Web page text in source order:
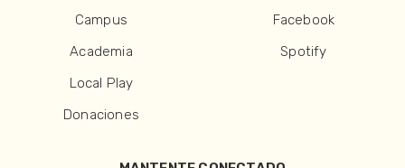
Campus
Academia
Local Play
Donaciones
Facebook
Spotify